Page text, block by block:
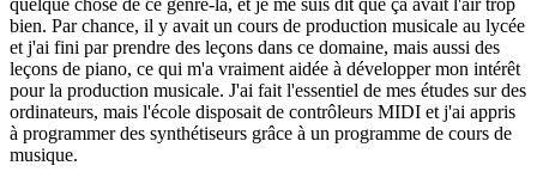
quelque chose de ce genre-là, et je me suis dit que ça avait l'air trop
bien. Par chance, il y avait un cours de production musicale au lycée
et j'ai fini par prendre des leçons dans ce domaine, mais aussi des
leçons de piano, ce qui m'a vraiment aidée à développer mon intérêt
pour la production musicale. J'ai fait l'essentiel de mes études sur des
ordinateurs, mais l'école disposait de contrôleurs MIDI et j'ai appris
à programmer des synthétiseurs grâce à un programme de cours de
musique.